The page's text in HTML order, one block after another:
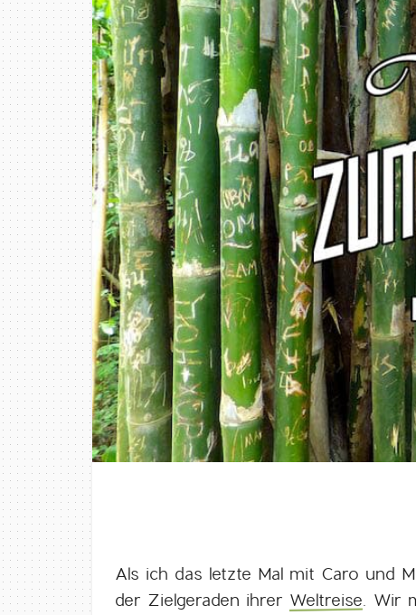
Als ich das letzte Mal mit Caro und
der Zielgeraden ihrer Weltreise. Wir